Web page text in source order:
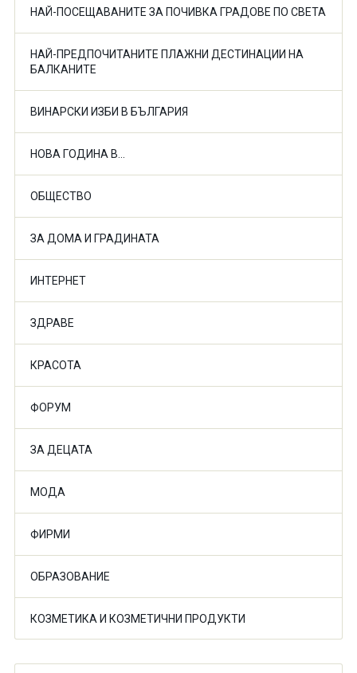
НАЙ-ПОСЕЩАВАНИТЕ ЗА ПОЧИВКА ГРАДОВЕ ПО СВЕТА
НАЙ-ПРЕДПОЧИТАНИТЕ ПЛАЖНИ ДЕСТИНАЦИИ НА
БАЛКАНИТЕ
ВИНАРСКИ ИЗБИ В БЪЛГАРИЯ
НОВА ГОДИНА В...
ОБЩЕСТВО
ЗА ДОМА И ГРАДИНАТА
ИНТЕРНЕТ
ЗДРАВЕ
КРАСОТА
ФОРУМ
ЗА ДЕЦАТА
МОДА
ФИРМИ
ОБРАЗОВАНИЕ
КОЗМЕТИКА И КОЗМЕТИЧНИ ПРОДУКТИ